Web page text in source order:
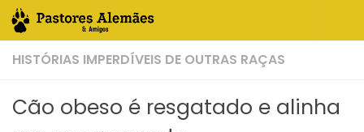
Skip to content
HISTÓRIAS IMPERDÍVEIS DE OUTRAS RAÇAS
Cão obeso é resgatado e alinha